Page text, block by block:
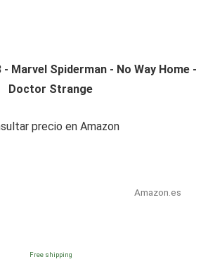
- Marvel Spiderman - No Way Home -
Doctor Strange
precio en Amazon
Amazon.es
Free shipping